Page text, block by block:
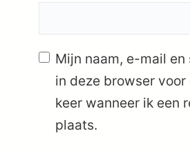
Mijn naam, e-mail en
in deze browser
keer wanneer ik een
plaats.